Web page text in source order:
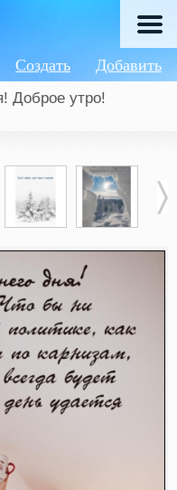
Добавить
Создать
Доброе утро!